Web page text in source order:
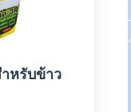
ำหรับข้าว